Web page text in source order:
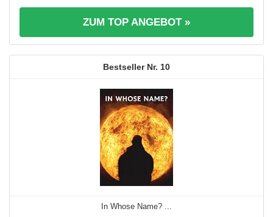
ZUM TOP ANGEBOT »
10
In Whose Name? ...